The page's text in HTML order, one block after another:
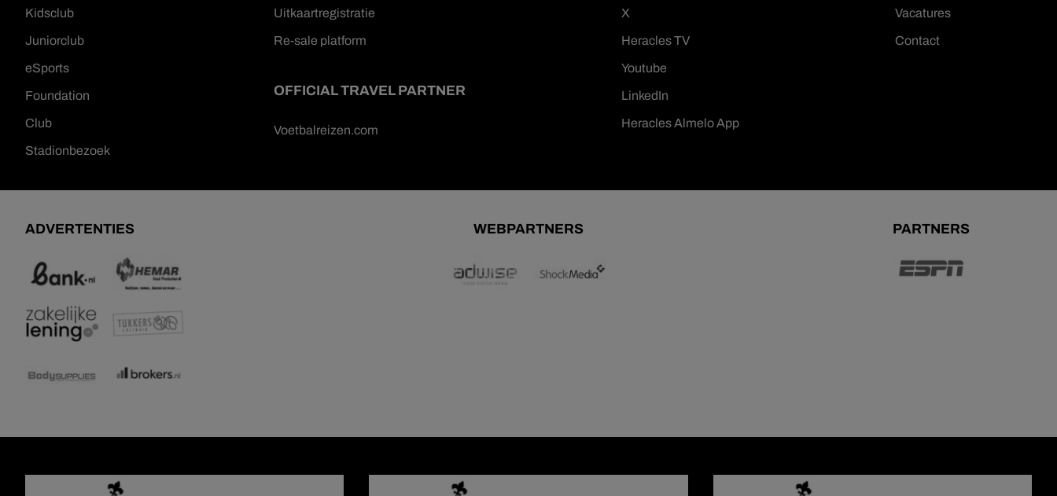
Kidsclub
Juniorclub
eSports
Foundation
Club
Stadionbezoek
Uitkaartregistratie
Re-sale platform
OFFICIAL TRAVEL PARTNER
Voetbalreizen.com
X
Heracles TV
Youtube
LinkedIn
Heracles Almelo App
Vacatures
Contact
ADVERTENTIES WEBPARTNERS PARTNERS